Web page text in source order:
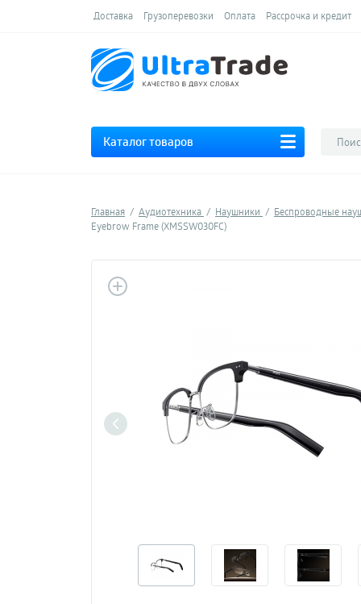
Доставка Грузоперевозки Оплата Рассрочка и кредит
Каталог товаров
Главная Аудиотехника Наушники
Беспроводные
Eyebrow Frame (XMSSW030FC)